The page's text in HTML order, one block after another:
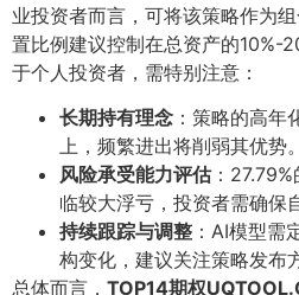
业投资者而言，可将该策略作为
置比例建议控制在总资产的10%-
于个人投资者，需特别注意：
长期持有理念 ：策略的高年
上，频繁进出将削弱其优势。
风险承受能力评估：
临较大浮亏，投资者需确保
持续跟踪与调整 ：AI模型需
构变化，建议关注策略发布
总体而言， TOP14期权